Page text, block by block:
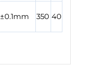
±0.1mm 350 40